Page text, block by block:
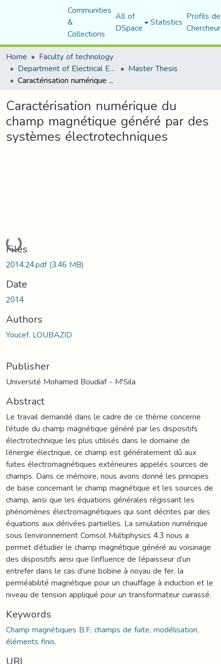
Communities
&
Collections
All of
DSpace Statistics Profils
Home
Faculty of technology
Department of Electrical Engineering Master Thesis
Caractérisation numérique du champ magnétique généré par des systèmes électrotechniques
Caractérisation numérique du
champ magnétique généré par des
systèmes électrotechniques
Loading...
Files
2014.24.pdf(3.46 MB)
Date
2014
Authors
Youcef, LOUBAZID
Publisher
Université Mohamed Boudiaf - M'Sila
Abstract
Le travail demandé dans le cadre de ce thème concerne
l'étude du champ magnétique généré par les dispositifs
électrotechnique les plus utilisés dans le domaine de
l’énergie électrique, ce champ est généralement dû aux
fuites électromagnétiques extérieures appelés sources de
champs. Dans ce mémoire, nous avons donné les principes
de base concernant le champ magnétique et les sources de
champ, ainsi que les équations générales régissant les
phénomènes électromagnétiques qui sont décrites par des
équations aux dérivées partielles. La simulation numérique
sous l’environnement Comsol Multiphysics 4.3 nous a
permet d’étudier le champ magnétique généré au voisinage
des dispositifs ainsi que l’influence de l’épaisseur d’un
entrefer dans le cas d’une bobine à noyau de fer, la
perméabilité magnétique pour un chauffage à induction et le
niveau de tension appliqué pour un transformateur cuirassé.
Keywords
Champ magnétiques B.F, champs de fuite, modélisation,
éléments finis.